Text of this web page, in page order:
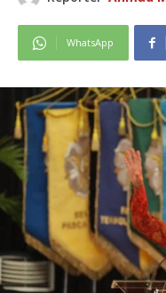
WhatsApp